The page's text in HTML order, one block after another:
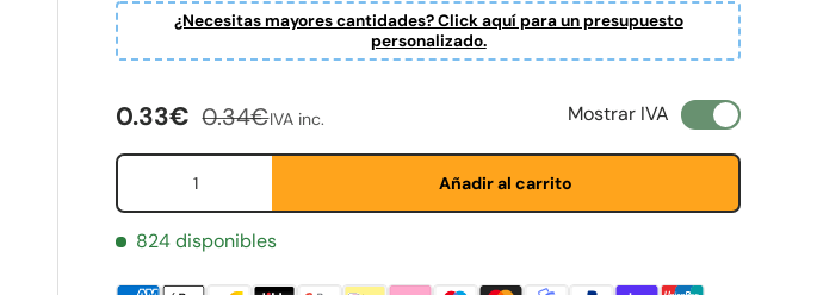
¿Necesitas mayores cantidades? Click aquí para un presupuesto
personalizado.
Precio de venta
0.33€ Precio normal
0.34€IVA inc. Mostrar IVA
Cant.
Añadir al carrito
824 disponibles